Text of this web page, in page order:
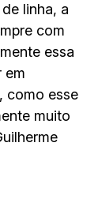
linha, a
com
essa
em
como esse
muito